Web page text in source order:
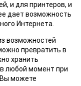
и для принтеров, и
дает возможность
Интернета.
возможностей
превратить в
хранить
любой момент при
можете